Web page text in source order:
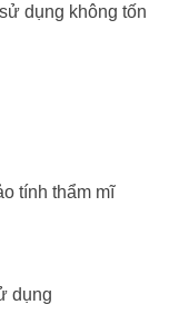
dụng không tốn
tính thẩm mĩ
dụng